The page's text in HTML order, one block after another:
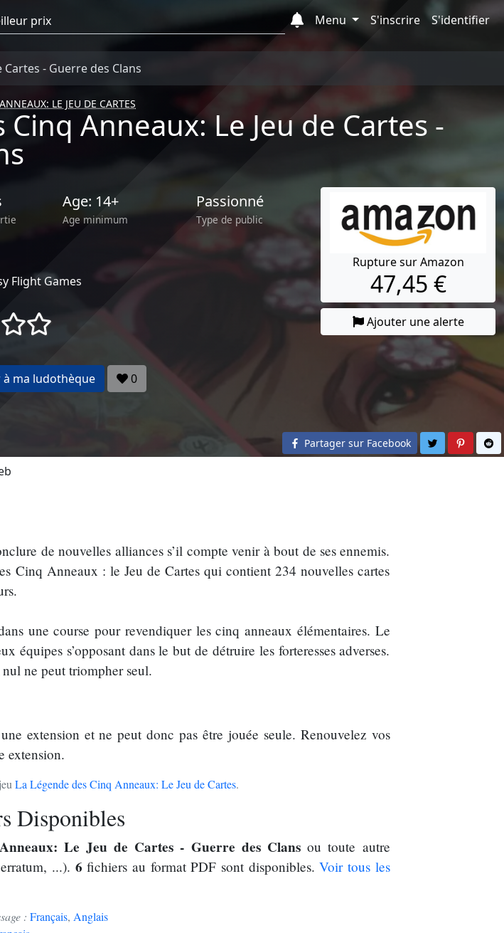
Menu
S'inscrire S'identifier
Cartes - Guerre des Clans
LE JEU DE CARTES
Anneaux: Le Jeu de Cartes -
Age: 14+
Age minimum
Passionné
Type de public
Flight Games
() ()
ma ludothèque 0
Rupture sur Amazon
47,45 €
Ajouter une alerte
Partager sur Facebook Partager sur
de nouvelles alliances s’il compte venir à bout de ses ennemis.
Cinq Anneaux : le Jeu de Cartes qui contient 234 nouvelles cartes
une course pour revendiquer les cinq anneaux élémentaires. Le
s’opposant dans le but de détruire les forteresses adverses.
ne peut triompher seul.
extension et ne peut donc pas être jouée seule. Renouvelez vos
extension.
La Légende des Cinq Anneaux: Le Jeu de Cartes.
Disponibles
Le Jeu de Cartes - Guerre des Clansou toute autre
...). 6 fichiers au format PDF sont disponibles.Voir tous les
: Français, Anglais